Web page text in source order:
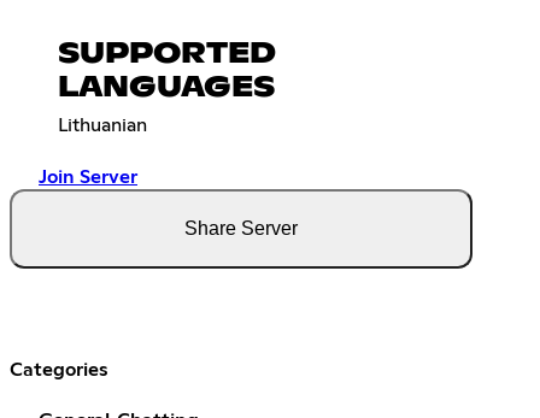
SUPPORTED
LANGUAGES
Lithuanian
Join Server
Share Server
Categories